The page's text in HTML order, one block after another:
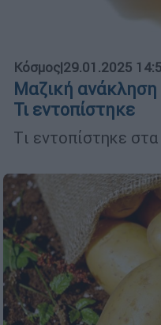
Κόσμος|29.01.2025
Μαζική
Τι εντοπίστηκε
Tι εντοπίστηκε